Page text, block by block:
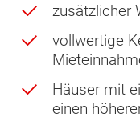
zusätzlicher
vollwertige
Häuser mit
einen